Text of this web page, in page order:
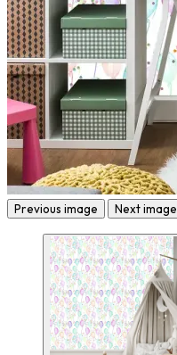
Previous image Next image